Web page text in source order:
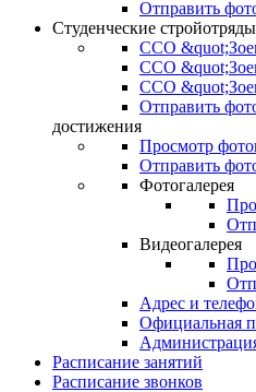
Отправить
Студенческие стройотряды
ССО
ССО
ССО
Отправить
достижения
Просмотр
Отправить
Фотогалерея
Видеогалерея
Адрес и
Официальная
Расписание занятий
Расписание звонков